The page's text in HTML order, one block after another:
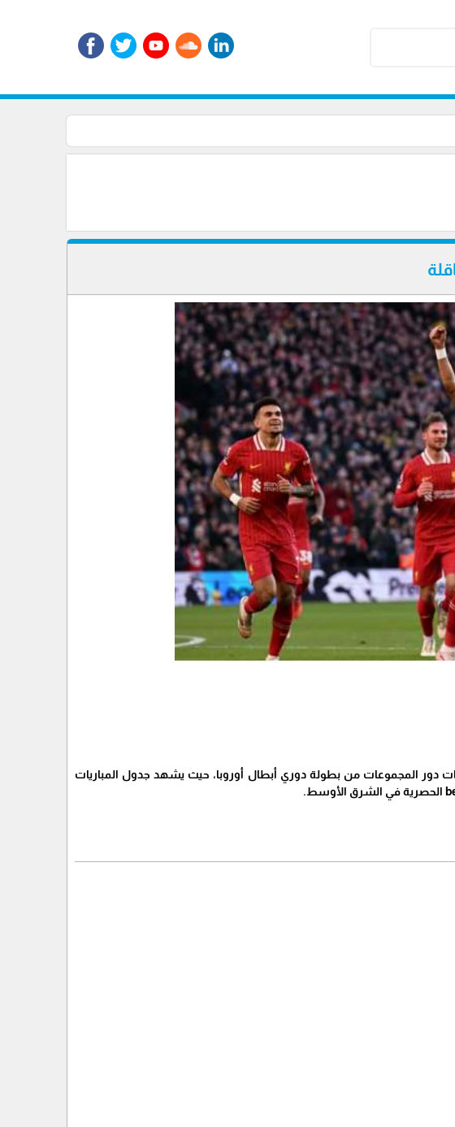
في ختام منافسات دور المجموعات من بطولة دوري أبطال أوروبا، حيث يشهد جدول المباريات